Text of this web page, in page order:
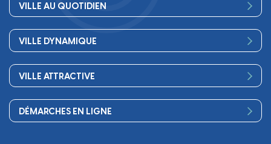
Conseil Municipal
Finances
Démocratie participative
Publications
VILLE AU QUOTIDIEN
Petite enfance
Périscolaire
Séniors, social, santé
Circuler
VILLE DYNAMIQUE
Culture
Associations
Equipements
VILLE ATTRACTIVE
Commerces et artisanat
Urbanisme
DÉMARCHES EN LIGNE